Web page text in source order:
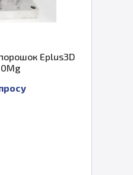
Eplus3D